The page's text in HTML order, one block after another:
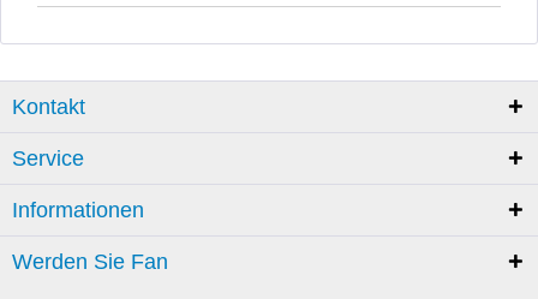
Kontakt
Service
Informationen
Werden Sie Fan